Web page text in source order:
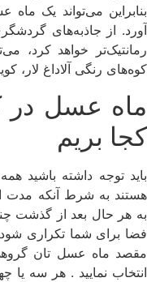
بنابراین می‌تواند یک
آورد. از جاذبه‌های
رمانتیک‌تر خواهد کرد،
کوه‌های رنگی آلاداغ لار،
ماه عسل در
کجا بریم
باید توجه داشته باشید
به هر حال بعد از گذشت
فضا برای شما تکراری
مقصد ماه عسل تان
انتخاب نمایید . هر سه یا